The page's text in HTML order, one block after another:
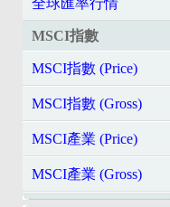
全球匯率行情
MSCI指數
MSCI指數 (Price)
MSCI指數 (Gross)
MSCI產業 (Price)
MSCI產業 (Gross)